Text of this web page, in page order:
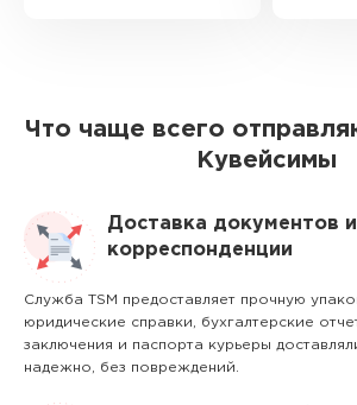
Что чаще всего
Кувейсимы
Доставка документов и
корреспонденции
Служба TSM предоставляет прочную
юридические справки, бухгалтерские
заключения и паспорта курьеры
надежно, без повреждений.